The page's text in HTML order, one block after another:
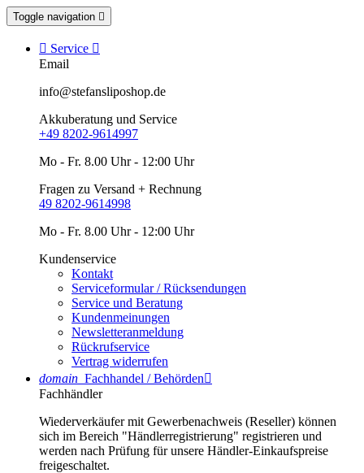
Toggle navigation 
 Service 
Email
info@stefansliposhop.de
Akkuberatung und Service
+49 8202-9614997
Mo - Fr. 8.00 Uhr - 12:00 Uhr
Fragen zu Versand + Rechnung
49 8202-9614998
Mo - Fr. 8.00 Uhr - 12:00 Uhr
Kundenservice
Kontakt
Serviceformular / Rücksendungen
Service und Beratung
Kundenmeinungen
Newsletteranmeldung
Rückrufservice
Vertrag widerrufen
domain Fachhandel / Behörden
Fachhändler
Wiederverkäufer mit Gewerbenachweis (Reseller) können
sich im Bereich "Händlerregistrierung" registrieren und
werden nach Prüfung für unsere Händler-Einkaufspreise
freigeschaltet.